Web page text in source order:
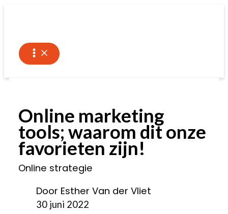
inhoud
Online marketing
tools; waarom dit onze
favorieten zijn!
Online strategie
Door Esther Van der Vliet
30 juni 2022